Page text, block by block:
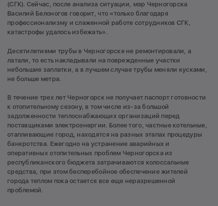
(СГК). Сейчас, после анализа ситуации, мэр Черногорска
Василий Белоногов говорит, что «только благодаря
профессионализму и слаженной работе сотрудников СГК,
катастрофы удалось избежать».
Десятилетиями трубы в Черногорске не ремонтировали, а
латали, то есть накладывали на поврежденные участки
небольшие заплатки, а в лучшем случае трубы меняли кусками,
не больше метра.
В течение трех лет Черногорск не получает паспорт готовности
к отопительному сезону, в том числе из-за большой
задолженности теплоснабжающих организаций перед
поставщиками электроэнергии. Более того, частные котельные,
отапливающие город, находятся на разных этапах процедуры
банкротства. Ежегодно на устранение аварийных и
оперативных отопительных проблем Черногорска из
республиканского бюджета затрачиваются колоссальные
средства, при этом бесперебойное обеспечение жителей
города теплом пока остается все еще неразрешенной
проблемой.